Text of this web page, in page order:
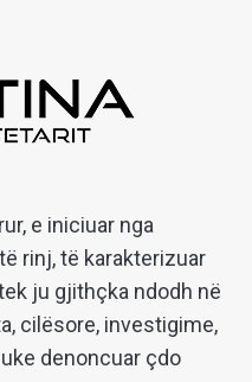
e iniciuar nga
rinj, të karakterizuar
ju gjithçka ndodh në
cilësore, investigime,
denoncuar çdo